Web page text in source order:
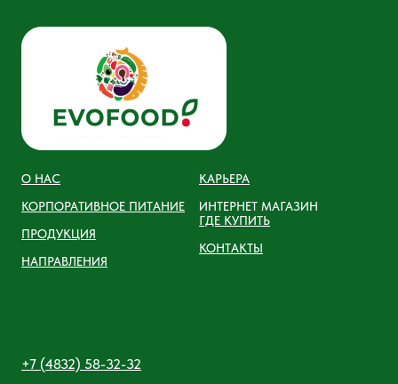
О НАС
КОРПОРАТИВНОЕ ПИТАНИЕ
ПРОДУКЦИЯ
НАПРАВЛЕНИЯ
КАРЬЕРА
ИНТЕРНЕТ МАГАЗИН
ГДЕ КУПИТЬ
КОНТАКТЫ
+7 (4832) 58-32-32